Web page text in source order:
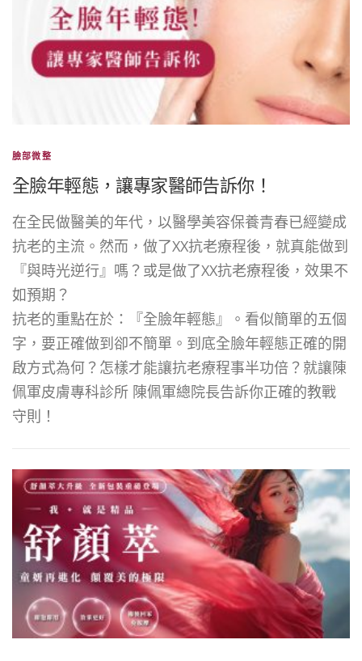
臉部微整
全臉年輕態，讓專家醫師告訴你！
在全民做醫美的年代，以醫學美容保養青春已經變成
抗老的主流。然而，做了XX抗老療程後，就真能做到
『與時光逆行』嗎？或是做了XX抗老療程後，效果不
如預期？
抗老的重點在於：『全臉年輕態』。看似簡單的五個
字，要正確做到卻不簡單。到底全臉年輕態正確的開
啟方式為何？怎樣才能讓抗老療程事半功倍？就讓陳
佩軍皮膚專科診所 陳佩軍總院長告訴你正確的教戰
守則！